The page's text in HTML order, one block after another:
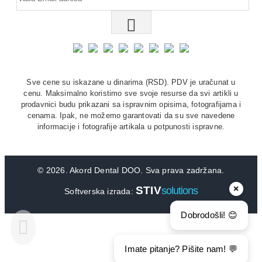
Sve cene su iskazane u dinarima (RSD). PDV je uračunat u
cenu. Maksimalno koristimo sve svoje resurse da svi artikli u
prodavnici budu prikazani sa ispravnim opisima, fotografijama i
cenama. Ipak, ne možemo garantovati da su sve navedene
informacije i fotografije artikala u potpunosti ispravne.
© 2026. Akord Dental DOO. Sva prava zadržana.
Softverska izrada: STIVsolutions ×
Dobrodošli! 😊
Imate pitanje? Pišite nam! 💬